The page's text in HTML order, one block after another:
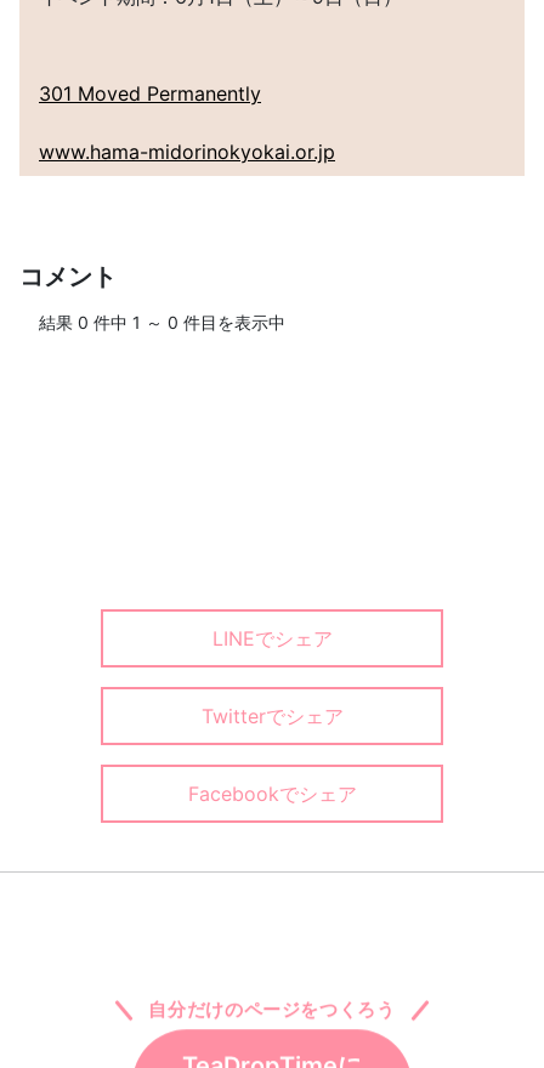
301 Moved Permanently
www.hama-midorinokyokai.or.jp
コメント
結果 0 件中 1 ～ 0 件目を表示中
LINEでシェア
Twitterでシェア
Facebookでシェア
自分だけのページをつくろう
TeaDropTimeに